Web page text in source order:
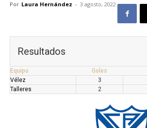
Por Laura Hernández - 3 agosto, 2022
Resultados
Equipo Goles
Vélez
3
Talleres
2